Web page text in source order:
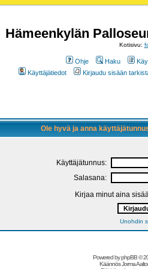
Hämeenkylän
Kotisivu:
Ohje Haku
Käyttäjätiedot
Kirjaudu sisään
Ole hyvä ja anna
Käyttäjätunnus:
Salasana:
Kirjaa minut aina
Unohdin
Powered byphpBB©
Käännös Jorma